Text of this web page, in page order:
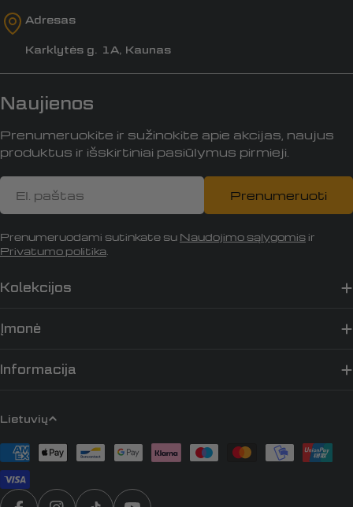
Adresas
Karklytės g. 1A, Kaunas
Kolekcijos
Įmonė
Informacija
Naujienos
Prenumeruokite ir sužinokite apie akcijas, naujus
produktus ir išskirtiniai pasiūlymus pirmieji.
El.
paštas
Prenumeruoti
Prenumeruodami sutinkate su Naudojimo sąlygomis ir
Privatumo politika
K
a
l
b
a
Lietuvių
Apmokėjimo
būdai